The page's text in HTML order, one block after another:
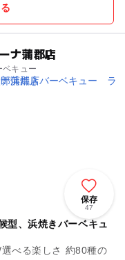
ナ蒲郡店
ベキュー
保存
47
型、浜焼きバーベキュ
べる楽しさ 約80種の